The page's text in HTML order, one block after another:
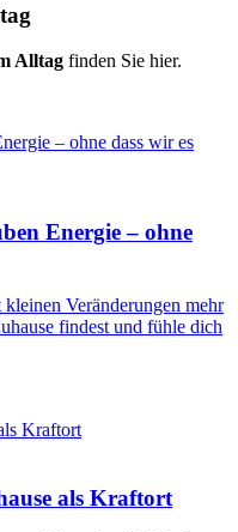
Alltag finden Sie hier.
Energie – ohne
Veränderungen mehr
findest und fühle dich
als Kraftort